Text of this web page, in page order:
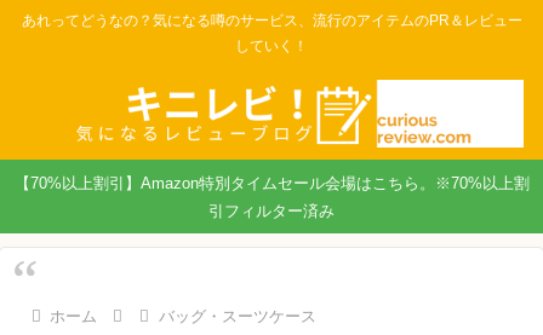
あれってどうなの？気になる噂のサービス、流行のアイテムのPR＆レビュー
していく！
【70%以上割引】Amazon特別タイムセール会場はこちら。※70%以上割
引フィルター済み
ホーム バッグ・スーツケース